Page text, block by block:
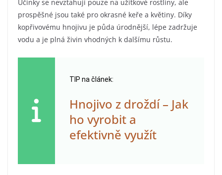
Účinky se nevztahují pouze na užitkové rostliny, ale
prospěšné jsou také pro okrasné keře a květiny. Díky
kopřivovému hnojivu je půda úrodnější, lépe zadržuje
vodu a je plná živin vhodných k dalšímu růstu.
TIP na článek:
Hnojivo z droždí – Jak
ho vyrobit a
efektivně využít